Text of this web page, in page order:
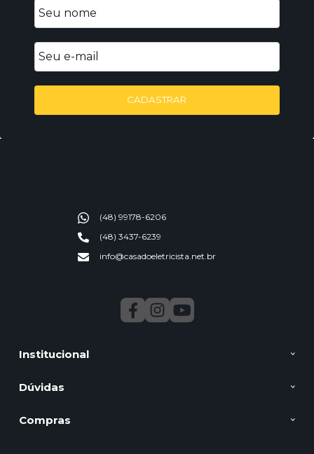
CADASTRAR
Institucional
Dúvidas
Compras
(48) 99178-6206
(48) 3437-6239
info@casadoeletricista.net.br